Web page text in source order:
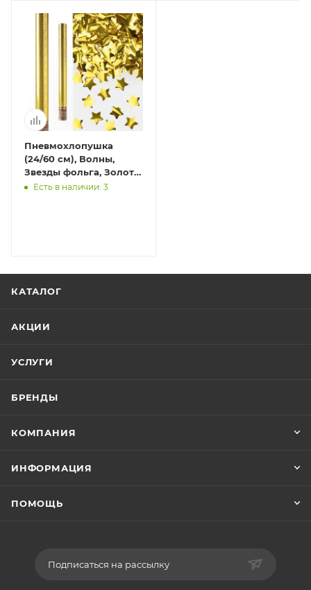
Пневмохлопушка
(24/60 см), Волны,
Звезды фольга, Золото,
Металлик, 1 шт.
Есть в наличии: 3
КАТАЛОГ
АКЦИИ
УСЛУГИ
БРЕНДЫ
КОМПАНИЯ
ИНФОРМАЦИЯ
ПОМОЩЬ
Подписаться на рассылку